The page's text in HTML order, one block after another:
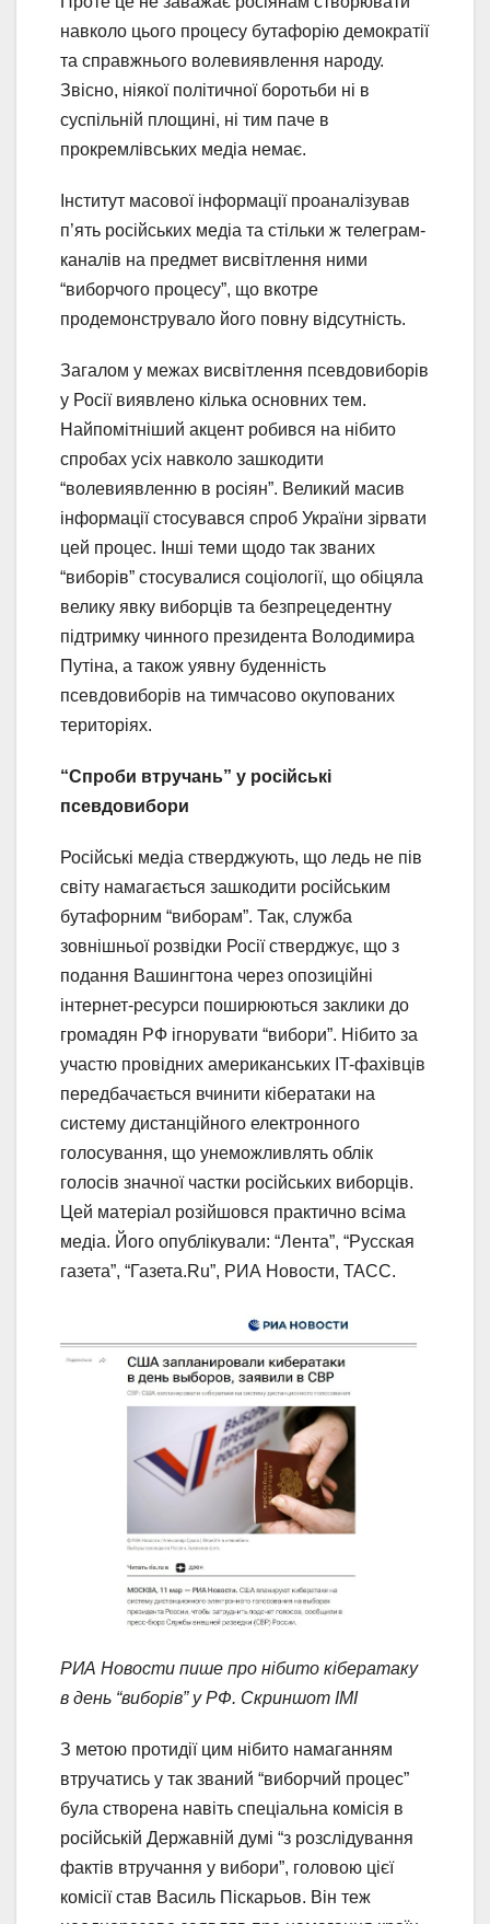
навколо цього процесу бутафорію демократії
та справжнього волевиявлення народу.
Звісно, ніякої політичної боротьби ні в
суспільній площині, ні тим паче в
прокремлівських медіа немає.
Інститут масової інформації проаналізував
п’ять російських медіа та стільки ж телеграм-
каналів на предмет висвітлення ними
“виборчого процесу”, що вкотре
продемонструвало його повну відсутність.
Загалом у межах висвітлення псевдовиборів
у Росії виявлено кілька основних тем.
Найпомітніший акцент робився на нібито
спробах усіх навколо зашкодити
“волевиявленню в росіян”. Великий масив
інформації стосувався спроб України зірвати
цей процес. Інші теми щодо так званих
“виборів” стосувалися соціології, що обіцяла
велику явку виборців та безпрецедентну
підтримку чинного президента Володимира
Путіна, а також уявну буденність
псевдовиборів на тимчасово окупованих
територіях.
“Спроби втручань” у російські
псевдовибори
Російські медіа стверджують, що ледь не пів
світу намагається зашкодити російським
бутафорним “виборам”. Так, служба
зовнішньої розвідки Росії стверджує, що з
подання Вашингтона через опозиційні
інтернет-ресурси поширюються заклики до
громадян РФ ігнорувати “вибори”. Нібито за
участю провідних американських IT-фахівців
передбачається вчинити кібератаки на
систему дистанційного електронного
голосування, що унеможливлять облік
голосів значної частки російських виборців.
Цей матеріал розійшовся практично всіма
медіа. Його опублікували: “Лента”, “Русская
газета”, “Газета.Ru”, РИА Новости, ТАСС.
РИА Новости пише про нібито кібератаку
в день “виборів” у РФ. Скриншот ІМІ
З метою протидії цим нібито намаганням
втручатись у так званий “виборчий процес”
була створена навіть спеціальна комісія в
російській Державній думі “з розслідування
фактів втручання у вибори”, головою цієї
комісії став Василь Піскарьов. Він теж